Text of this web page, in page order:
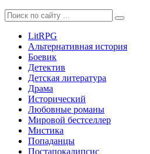
LitRPG
Альтернативная история
Боевик
Детектив
Детская литература
Драма
Исторический
Любовные романы
Мировой бестселлер
Мистика
Попаданцы
Постапокалипсис